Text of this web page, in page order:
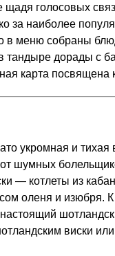
голосовых
за наиболее
меню собраны
дорады с
карта посвящена
укромная и
шумных
— котлеты из
оленя и изюбря. К
виски